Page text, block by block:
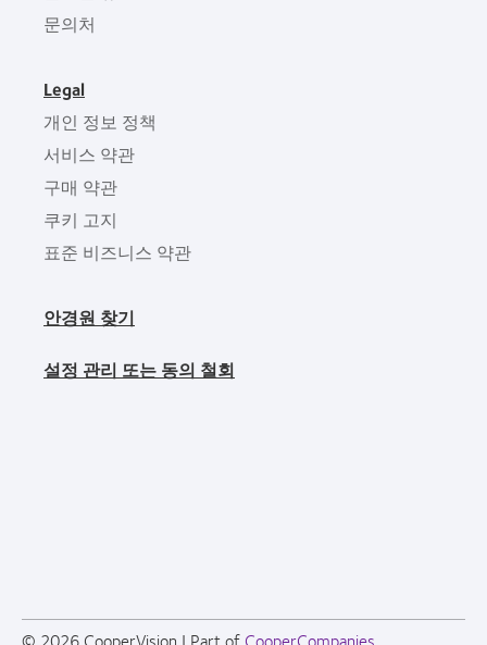
문의처
Legal
개인 정보 정책
서비스 약관
구매 약관
쿠키 고지
표준 비즈니스 약관
안경원 찾기
설정 관리 또는 동의 철회